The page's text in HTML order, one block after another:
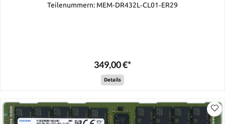
Teilenummern: MEM‐DR432L‐CL01‐ER29
349,00 €*
Details